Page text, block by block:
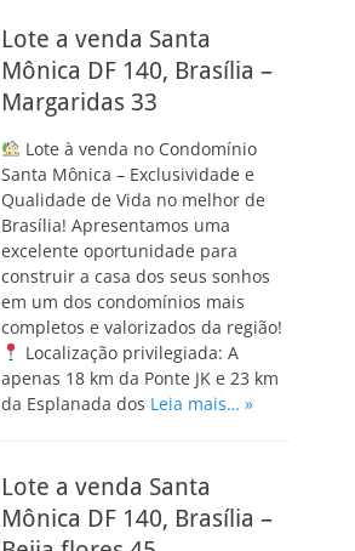
Lote a venda Santa
Mônica DF 140, Brasília –
Margaridas 33
Lote à venda no Condomínio
Santa Mônica – Exclusividade e
Qualidade de Vida no melhor de
Brasília! Apresentamos uma
excelente oportunidade para
construir a casa dos seus sonhos
em um dos condomínios mais
completos e valorizados da região!
Localização privilegiada: A
apenas 18 km da Ponte JK e 23 km
da Esplanada dos Leia mais… »
Lote a venda Santa
Mônica DF 140, Brasília –